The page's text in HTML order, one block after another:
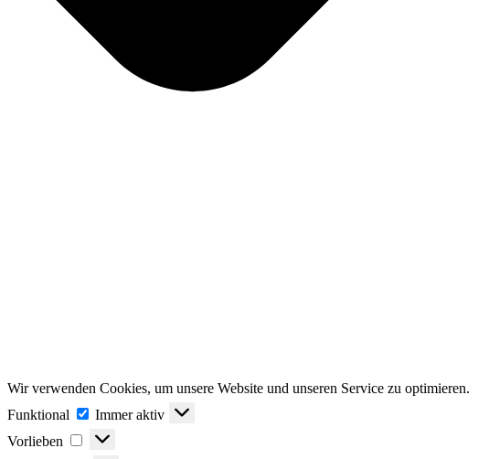
Wir verwenden Cookies, um unsere Website und unseren Service zu optimieren.
Funktional
Funktional
Immer aktiv
Vorlieben
Vorlieben